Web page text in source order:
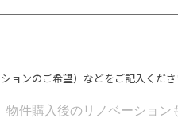
ョンのご希望）などをご記入くだ